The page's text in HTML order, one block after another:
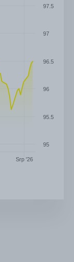
Srp '26
95
95.5
96
96.5
97
97.5